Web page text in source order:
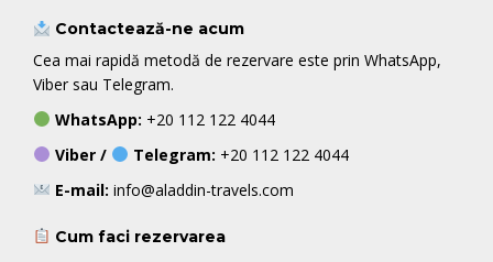
Contactează-ne acum
Cea mai rapidă metodă de rezervare este prin WhatsApp,
Viber sau Telegram.
WhatsApp: +20 112 122 4044
Viber /
Telegram: +20 112 122 4044
E-mail: info@aladdin-travels.com
Cum faci rezervarea